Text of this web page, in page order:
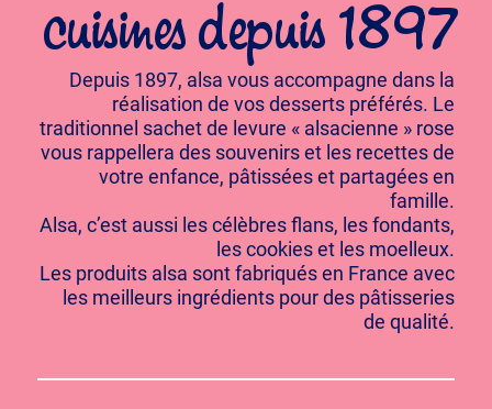
cuisines depuis 1897
Depuis 1897, alsa vous accompagne dans la
réalisation de vos desserts préférés. Le
traditionnel sachet de levure « alsacienne » rose
vous rappellera des souvenirs et les recettes de
votre enfance, pâtissées et partagées en
famille.
Alsa, c’est aussi les célèbres flans, les fondants,
les cookies et les moelleux.
Les produits alsa sont fabriqués en France avec
les meilleurs ingrédients pour des pâtisseries
de qualité.